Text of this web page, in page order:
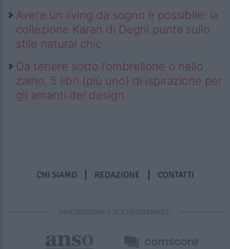
Avere un living da sogno è possibile: la
collezione Karan di Deghi punta sullo
stile natural chic
Da tenere sotto l’ombrellone o nello
zaino, 5 libri (più uno) di ispirazione per
gli amanti del design
CHI SIAMO REDAZIONE CONTATTI
PARTNERSHIP E ACCREDITAMENTI